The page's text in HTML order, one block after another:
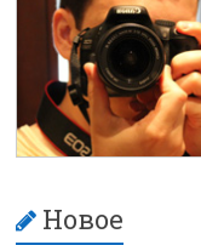
Новое